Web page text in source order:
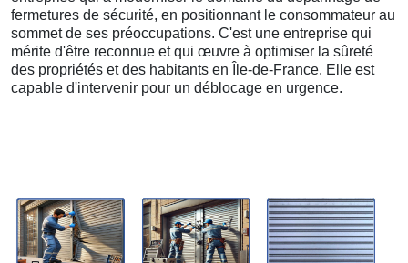
fermetures de sécurité, en positionnant le consommateur au
sommet de ses préoccupations. C'est une entreprise qui
mérite d'être reconnue et qui œuvre à optimiser la sûreté
des propriétés et des habitants en Île-de-France. Elle est
capable d'intervenir pour un déblocage en urgence.